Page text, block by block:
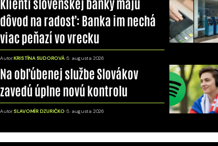
dôvod na radosť: Banka im nechá
viac peňazí vo vrecku
Autor:KRISTÍNA SUDOROVÁ 5. augusta 2026
Na obľúbenej službe Slovákov
zavedú úplne novú kontrolu
Autor:SLAVOMÍR DZURIČKO 5. augusta 2026